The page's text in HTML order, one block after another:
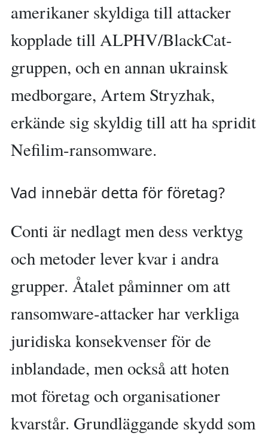
amerikaner skyldiga till attacker
kopplade till ALPHV/BlackCat-
gruppen, och en annan ukrainsk
medborgare, Artem Stryzhak,
erkände sig skyldig till att ha spridit
Nefilim-ransomware.
Vad innebär detta för företag?
Conti är nedlagt men dess verktyg
och metoder lever kvar i andra
grupper. Åtalet påminner om att
ransomware-attacker har verkliga
juridiska konsekvenser för de
inblandade, men också att hoten
mot företag och organisationer
kvarstår. Grundläggande skydd som